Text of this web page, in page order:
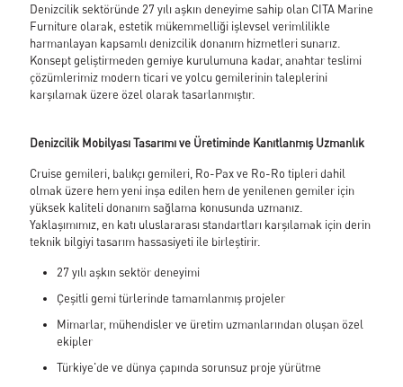
Portfolyo
Galeri
Haberler
İletişim
Cita Katalog
Hakkımızda
Neden Çita Marine
Sürdürebilirlik
Sertifikalarımız
Denizcilik sektöründe 27 yılı aşkın deneyime sahip olan CITA Marine
Furniture olarak, estetik mükemmelliği işlevsel verimlilikle
harmanlayan kapsamlı denizcilik donanım hizmetleri sunarız.
Konsept geliştirmeden gemiye kurulumuna kadar, anahtar teslimi
çözümlerimiz modern ticari ve yolcu gemilerinin taleplerini
karşılamak üzere özel olarak tasarlanmıştır.
Denizcilik Mobilyası Tasarımı ve Üretiminde Kanıtlanmış Uzmanlık
Cruise gemileri, balıkçı gemileri, Ro-Pax ve Ro-Ro tipleri dahil
olmak üzere hem yeni inşa edilen hem de yenilenen gemiler için
yüksek kaliteli donanım sağlama konusunda uzmanız.
Yaklaşımımız, en katı uluslararası standartları karşılamak için derin
teknik bilgiyi tasarım hassasiyeti ile birleştirir.
27 yılı aşkın sektör deneyimi
Çeşitli gemi türlerinde tamamlanmış projeler
Mimarlar, mühendisler ve üretim uzmanlarından oluşan özel
ekipler
Türkiye'de ve dünya çapında sorunsuz proje yürütme